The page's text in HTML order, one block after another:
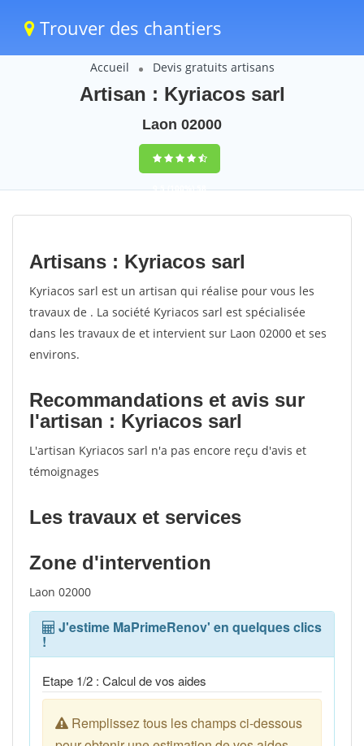
Trouver des chantiers
Accueil Devis gratuits artisans
Artisan : Kyriacos sarl
Laon 02000
9,5(100%)58
votes
Artisans : Kyriacos sarl
Kyriacos sarl est un artisan qui réalise pour vous les
travaux de . La société Kyriacos sarl est spécialisée
dans les travaux de et intervient sur Laon 02000 et ses
environs.
Recommandations et avis sur
l'artisan : Kyriacos sarl
L'artisan Kyriacos sarl n'a pas encore reçu d'avis et
témoignages
Les travaux et services
Zone d'intervention
Laon 02000